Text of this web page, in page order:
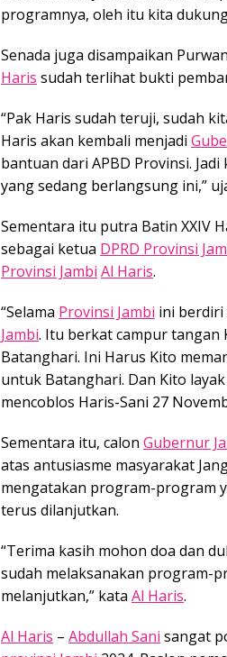
programnya, oleh itu kita
Senada juga disampaikan
Haris sudah terlihat bukti
“Pak Haris sudah teruji, sudah
Haris akan kembali menjadi
bantuan dari APBD Provinsi.
yang sedang berlangsung ini,”
Sementara itu putra Batin XXIV
sebagai ketua DPRD Provinsi
Provinsi Jambi Al Haris.
“Selama Provinsi Jambi ini
Jambi. Itu berkat campur tangan
Batanghari. Ini Harus Kito
untuk Batanghari. Dan Kito
mencoblos Haris-Sani 27
Sementara itu, calon Gubernur
atas antusiasme masyarakat
mengatakan program-program
terus dilanjutkan.
“Terima kasih mohon doa dan
sudah melaksanakan program-
melanjutkan,” kata Al Haris.
Al Haris – Abdullah Sani sangat